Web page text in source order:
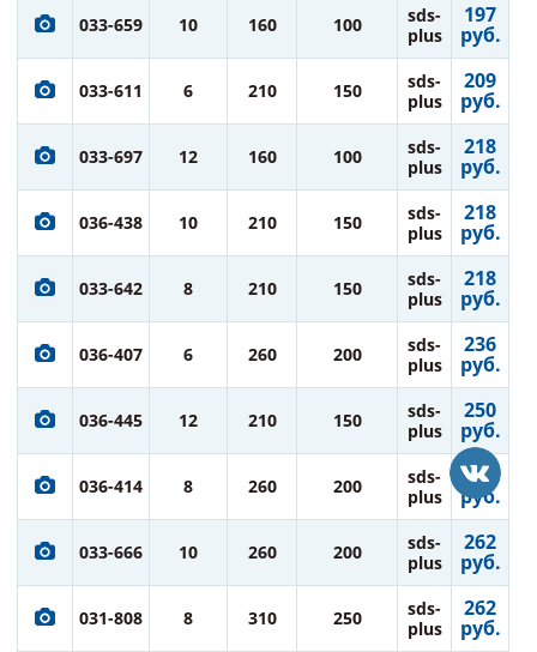
033-659 10 160 100
sds-
plus
197
руб.
033-611 6 210 150
sds-
plus
209
руб.
033-697 12 160 100
sds-
plus
218
руб.
036-438 10 210 150
sds-
plus
218
руб.
033-642 8 210 150
sds-
plus
218
руб.
036-407 6 260 200
sds-
plus
236
руб.
036-445 12 210 150
sds-
plus
250
руб.
036-414 8 260 200
sds-
plus
250
руб.
033-666 10 260 200
sds-
plus
262
руб.
031-808 8 310 250
sds-
plus
262
руб.